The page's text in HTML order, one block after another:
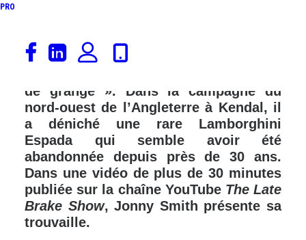
PRO
Outre-Manche, le journaliste
automobile Jonny Smith a fait une
de grange ». Dans la campagne du
nord-ouest de l’Angleterre à Kendal, il
a déniché une rare Lamborghini
Espada qui semble avoir été
abandonnée depuis près de 30 ans.
Dans une vidéo de plus de 30 minutes
publiée sur la chaîne YouTube The Late
Brake Show, Jonny Smith présente sa
trouvaille.